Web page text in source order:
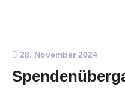
28. November 2024